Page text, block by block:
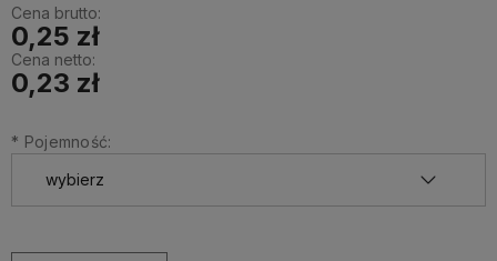
Cena brutto:
0,25 zł
Cena netto:
0,23 zł
* Pojemność: